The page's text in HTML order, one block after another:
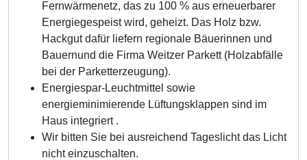
Fernwärmenetz, das zu 100 % aus erneuerbarer
Energiegespeist wird, geheizt. Das Holz bzw.
Hackgut dafür liefern regionale Bäuerinnen und
Bauernund die Firma Weitzer Parkett (Holzabfälle
bei der Parketterzeugung).
Energiespar-Leuchtmittel sowie
energieminimierende Lüftungsklappen sind im
Haus integriert .
Wir bitten Sie bei ausreichend Tageslicht das Licht
nicht einzuschalten.